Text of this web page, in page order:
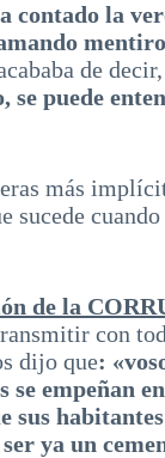
contado la
de
se puede
más
de la
con
dijo que:
empeñan
sus
ya un